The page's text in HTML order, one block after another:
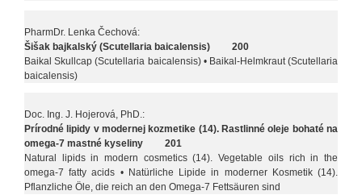
PharmDr. Lenka Čechová:
Šišak bajkalský (Scutellaria baicalensis) 200
Baikal Skullcap (Scutellaria baicalensis) • Baikal-Helmkraut (Scutellaria
baicalensis)
Doc. Ing. J. Hojerová, PhD.:
Prírodné lipidy v modernej kozmetike (14). Rastlinné oleje bohaté na
omega-7 mastné kyseliny 201
Natural lipids in modern cosmetics (14). Vegetable oils rich in the
omega-7 fatty acids • Natürliche Lipide in moderner Kosmetik (14).
Pflanzliche Öle, die reich an den Omega-7 Fettsäuren sind